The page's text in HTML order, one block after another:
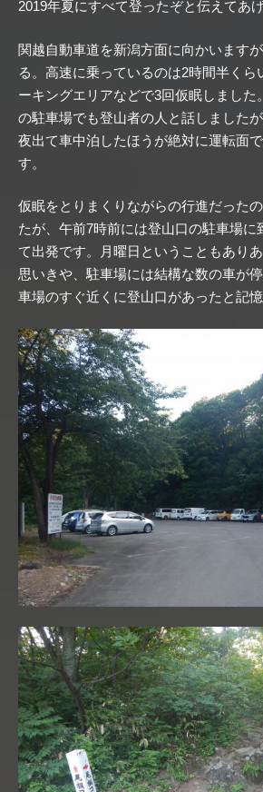
2019年夏にすべて登ったぞと伝えてあげ
関越自動車道を新潟方面に向かいます
る。高速に乗っているのは2時間半くら
ーキングエリアなどで3回仮眠しました
の駐車場でも登山者の人と話しました
夜出て車中泊したほうが絶対に運転面
す。
仮眠をとりまくりながらの行進だった
たが、午前7時前には登山口の駐車場に
て出発です。月曜日ということもあり
思いきや、駐車場には結構な数の車が
車場のすぐ近くに登山口があったと記憶